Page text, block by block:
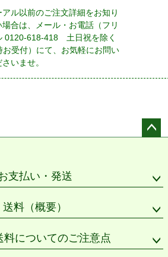
ル以前のご注文詳細をお知り
場合は、メール・お電話（フリ
0120-618-418 土日祝を除く
お受付）にて、お気軽にお問い
いませ。
支払い・発送
送料（概要）
料についてのご注意点